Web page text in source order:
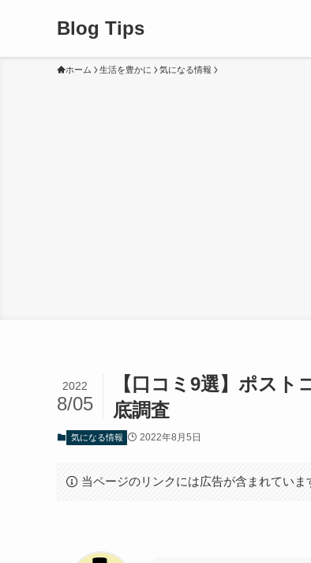
Blog Tips
ホーム 生活を豊かに 気になる情報
【口コミ9選】ポス
底調査
2022
8/05
気になる情報 2022年8月5日
当ページのリンクには広告が含まれていま